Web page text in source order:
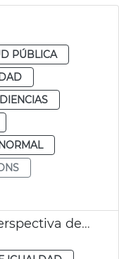
PÚBLICA
Jornada adicciones con perspectiva de género